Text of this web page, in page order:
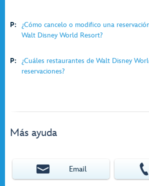
P:
¿Cómo cancelo o modifico una
Walt Disney World Resort?
P:
¿Cuáles restaurantes de Walt Disney
reservaciones?
Más ayuda
Email